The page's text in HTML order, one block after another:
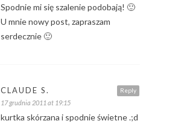
Spodnie mi się szalenie podobają! 🙂
U mnie nowy post, zapraszam
serdecznie 🙂
Reply
CLAUDE S.
17 grudnia 2011 at 19:15
kurtka skórzana i spodnie świetne .;d